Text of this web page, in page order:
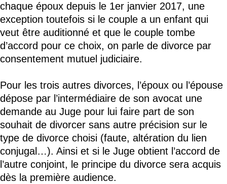
chaque époux depuis le 1er janvier 2017, une
exception toutefois si le couple a un enfant qui
veut être auditionné et que le couple tombe
d’accord pour ce choix, on parle de divorce par
consentement mutuel judiciaire.
Pour les trois autres divorces, l’époux ou l’épouse
dépose par l’intermédiaire de son avocat une
demande au Juge pour lui faire part de son
souhait de divorcer sans autre précision sur le
type de divorce choisi (faute, altération du lien
conjugal…). Ainsi et si le Juge obtient l’accord de
l’autre conjoint, le principe du divorce sera acquis
dès la première audience.